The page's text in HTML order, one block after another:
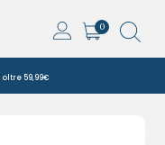
0
59,99€